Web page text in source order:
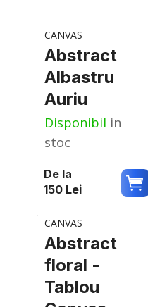
CANVAS
Abstract
Albastru
Auriu
Disponibil in
stoc
De la
150 Lei
CANVAS
Abstract
floral -
Tablou